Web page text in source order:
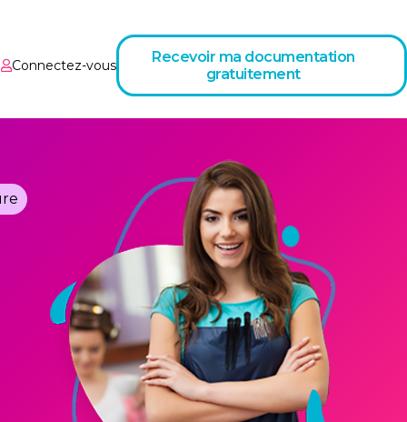
Connectez-vous
Recevoir ma documentation
gratuitement